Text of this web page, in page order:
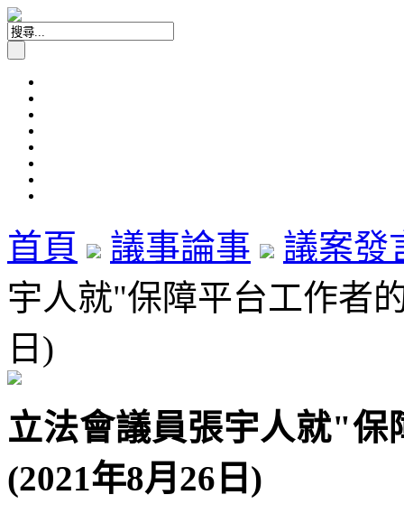
首頁 議事論事
議案發
宇人就"保障平台工作者
日)
立法會議員張宇人就"
(2021年8月26日)